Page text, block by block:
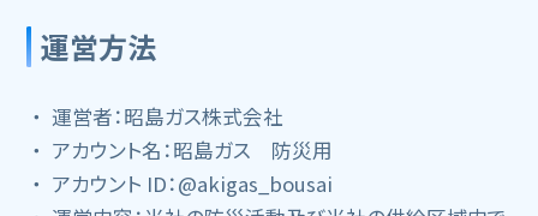
運営方法
運営者：昭島ガス株式会社
アカウント名：昭島ガス 防災用
アカウント ID：@akigas_bousai